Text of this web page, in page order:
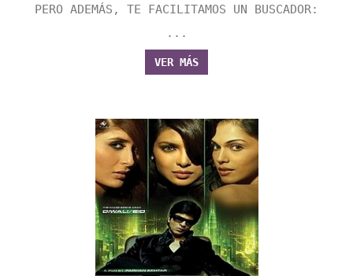
PERO ADEMÁS, TE FACILITAMOS UN BUSCADOR:
...
VER MÁS